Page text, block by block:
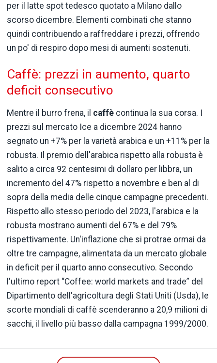
per il latte spot tedesco quotato a Milano dallo
scorso dicembre. Elementi combinati che stanno
quindi contribuendo a raffreddare i prezzi, offrendo
un po' di respiro dopo mesi di aumenti sostenuti.
Caffè: prezzi in aumento, quarto
deficit consecutivo
Mentre il burro frena, il caffè continua la sua corsa. I
prezzi sul mercato Ice a dicembre 2024 hanno
segnato un +7% per la varietà arabica e un +11% per la
robusta. Il premio dell'arabica rispetto alla robusta è
salito a circa 92 centesimi di dollaro per libbra, un
incremento del 47% rispetto a novembre e ben al di
sopra della media delle cinque campagne precedenti.
Rispetto allo stesso periodo del 2023, l'arabica e la
robusta mostrano aumenti del 67% e del 79%
rispettivamente. Un'inflazione che si protrae ormai da
oltre tre campagne, alimentata da un mercato globale
in deficit per il quarto anno consecutivo. Secondo
l'ultimo report “Coffee: world markets and trade” del
Dipartimento dell'agricoltura degli Stati Uniti (Usda), le
scorte mondiali di caffè scenderanno a 20,9 milioni di
sacchi, il livello più basso dalla campagna 1999/2000.